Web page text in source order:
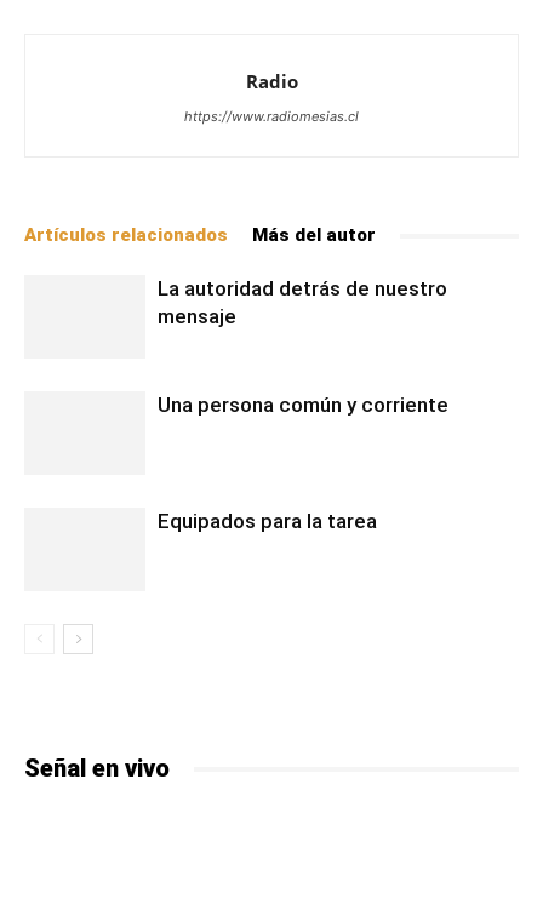
Radio
https://www.radiomesias.cl
Artículos relacionados Más del autor
La autoridad detrás de nuestro
mensaje
Una persona común y corriente
Equipados para la tarea
Señal en vivo